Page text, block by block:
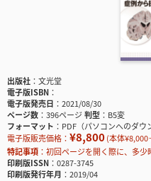
出版社
文光堂
電子版ISBN
電子版発売日
2021/08/30
ページ数
396ページ判型
B5変
フォーマット
PDF（パソコンへのダウ
電子版販売価格： ¥8,800(本体¥8,000
特記事項
初回ページを開く際に、多少
印刷版ISSN
0287-3745
印刷版発行年月
2019/04